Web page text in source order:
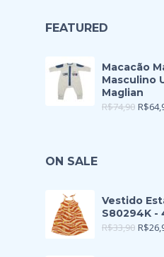
FEATURED
Macacão
Masculino
Maglian
R$74,90 R$
ON SALE
Vestido
S80294K -
R$33,90 R$